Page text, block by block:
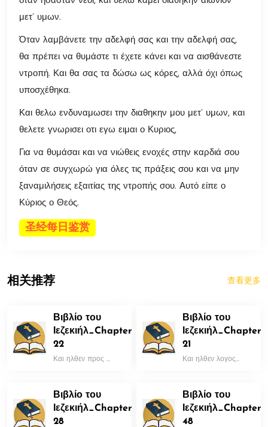
μετ’ υμων.
Όταν λαμβάνετε την αδελφή σας και την αδελφή σας,
θα πρέπει να θυμάστε τι έχετε κάνει και να αισθάνεστε
ντροπή. Και θα σας τα δώσω ως κόρες, αλλά όχι όπως
υποσχέθηκα.
Και θελω ενδυναμωσει την διαθηκην μου μετ’ υμων, και
θελετε γνωρισει οτι εγω ειμαι ο Κυριος,
Για να θυμάσαι και να νιώθεις ενοχές στην καρδιά σου
όταν σε συγχωρώ για όλες τις πράξεις σου και να μην
ξαναμιλήσεις εξαιτίας της ντροπής σου. Αυτό είπε ο
Κύριος ο Θεός.
圣经每日鉴赏
相关推荐 查看更多
Βιβλίο του
Ιεζεκιήλ_Chapter
22
Και ηλθεν προς ...
Βιβλίο του
Ιεζεκιήλ_Chapter
21
Και ηλθεν λογος...
Βιβλίο του
Ιεζεκιήλ_Chapter
28
Βιβλίο του
Ιεζεκιήλ_Chapter
48